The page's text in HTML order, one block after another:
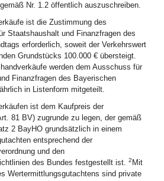
Nr. 1.2 öffentlich auszuschreiben.
ist die Zustimmung des
Staatshaushalt und Finanzfragen des
erforderlich, soweit der Verkehrswert
Grundstücks 100.000 € übersteigt.
werden dem Ausschuss für
Finanzfragen des Bayerischen
in Listenform mitgeteilt.
ist dem Kaufpreis der
81 BV) zugrunde zu legen, der gemäß
2 BayHO grundsätzlich in einem
entsprechend der
und den
des Bundes festgestellt ist. 2 Mit
Wertermittlungsgutachtens sind private